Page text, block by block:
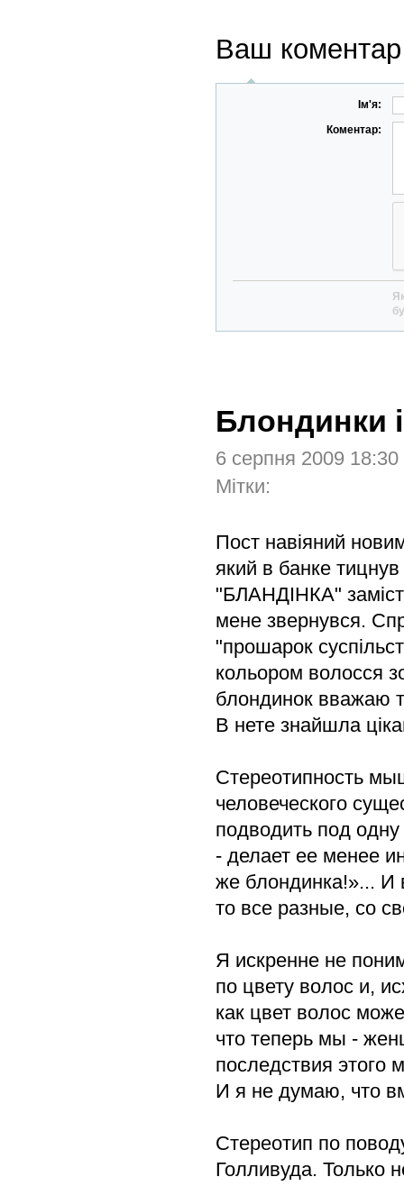
Ваш коментар
Ім'я:
Коментар:
Блондинки
6 серпня 2009
Мітки:
Пост навіяний
який в банке
"БЛАНДІНКА"
мене звернувся.
"прошарок
кольором волосся
блондинок вважаю
В нете знайшла
Стереотипность
человеческого
подводить под
- делает ее менее
же блондинка!»... И
то все разные, со
Я искренне не
по цвету волос и,
как цвет волос
что теперь мы -
последствия этого
И я не думаю, что
Стереотип по
Голливуда. Только